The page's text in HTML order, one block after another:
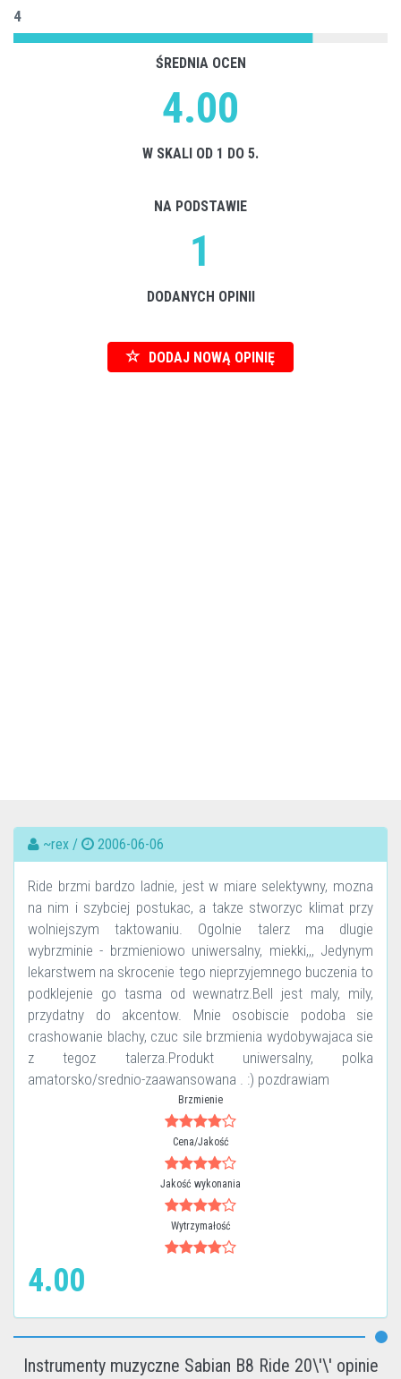
4
ŚREDNIA OCEN
4.00
W SKALI OD 1 DO 5.
NA PODSTAWIE
1
DODANYCH OPINII
DODAJ NOWĄ OPINIĘ
~rex / 2006-06-06
Ride brzmi bardzo ladnie, jest w miare selektywny, mozna
na nim i szybciej postukac, a takze stworzyc klimat przy
wolniejszym taktowaniu. Ogolnie talerz ma dlugie
wybrzminie - brzmieniowo uniwersalny, miekki,,, Jedynym
lekarstwem na skrocenie tego nieprzyjemnego buczenia to
podklejenie go tasma od wewnatrz.Bell jest maly, mily,
przydatny do akcentow. Mnie osobiscie podoba sie
crashowanie blachy, czuc sile brzmienia wydobywajaca sie
z tegoz talerza.Produkt uniwersalny, polka
amatorsko/srednio-zaawansowana . :) pozdrawiam
Brzmienie
Cena/Jakość
Jakość wykonania
Wytrzymałość
4.00
Instrumenty muzyczne Sabian B8 Ride 20\'\' opinie